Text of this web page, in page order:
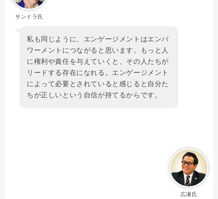
サンドラ氏
私も同じように、エンゲージメントはエンパ
ワーメントにつながると思います。もっと人
に権利や責任を与えていくと、その人たちが
リードする存在になれる。エンゲージメント
によって必要とされていると感じると自分た
ちが正しいという自信が持てるからです。
広瀬氏